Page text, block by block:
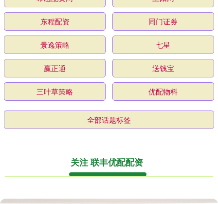
东程配资 同门证券
景逸策略 七星
赢正通 送钱宝
三叶草策略 优配物料
全部话题标签
关注 联丰优配配资